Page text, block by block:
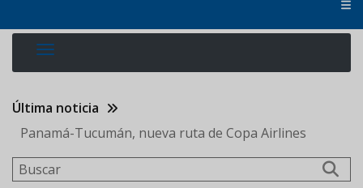
Última noticia
Panamá-Tucumán, nueva ruta de Copa Airlines
Buscar